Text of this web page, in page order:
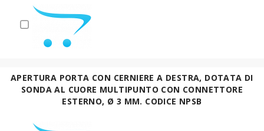
APERTURA PORTA CON CERNIERE A DESTRA, DOTATA DI
SONDA AL CUORE MULTIPUNTO CON CONNETTORE
ESTERNO, Ø 3 MM. CODICE NPSB